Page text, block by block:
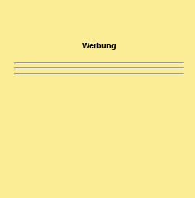
Werbung